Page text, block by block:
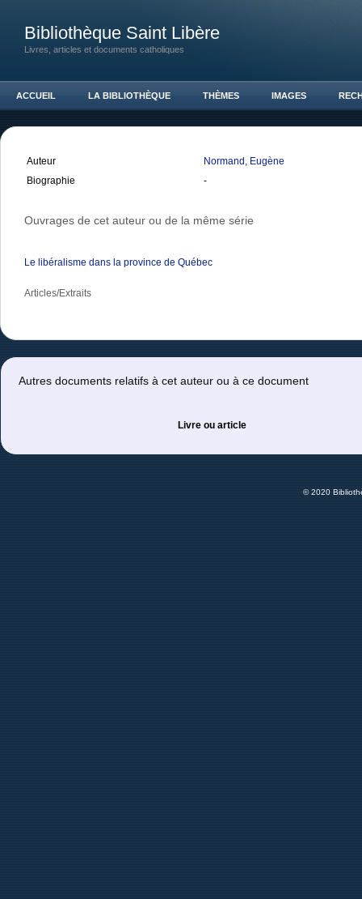
Bibliothèque Saint Libère
Livres, articles et documents catholiques
ACCUEIL LA BIBLIOTHÈQUE THÈMES IMAGES
Auteur
Normand, Eugène
Biographie
-
Ouvrages de cet auteur ou de la même série
Le libéralisme dans la province de Québec
Articles/Extraits
Autres documents relatifs à cet auteur ou à ce document
Livre ou article
© 2020